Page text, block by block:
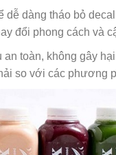
dễ dàng tháo bỏ
đổi phong cách và
toàn, không gây
so với các phương